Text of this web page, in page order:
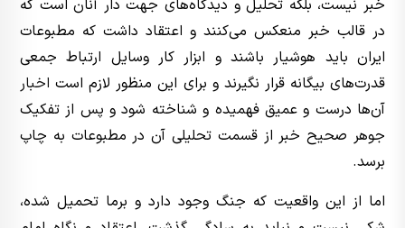
خبر نیست، بلکه تحلیل و دیدگاه‌های جهت دار آنان است که
در قالب خبر منعکس می‌کنند و اعتقاد داشت که مطبوعات
ایران باید هوشیار باشند و ابزار کار وسایل ارتباط جمعی
قدرت‌های بیگانه قرار نگیرند و برای این منظور لازم است اخبار
آن‌ها درست و عمیق فهمیده و شناخته شود و پس از تفکیک
جوهر صحیح خبر از قسمت تحلیلی آن در مطبوعات به چاپ
برسد.
اما از این واقعیت که جنگ وجود دارد و برما تحمیل شده،